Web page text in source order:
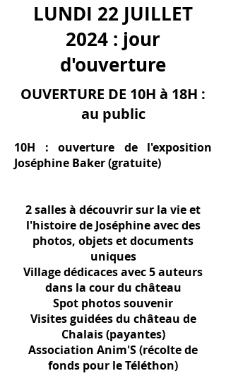
LUNDI 22 JUILLET
2024 : jour
d'ouverture
OUVERTURE DE 10H à 18H :
au public
10H : ouverture de l'exposition
Joséphine Baker (gratuite)
2 salles à découvrir sur la vie et
l'histoire de Joséphine avec des
photos, objets et documents
uniques
Village dédicaces avec 5 auteurs
dans la cour du château
Spot photos souvenir
Visites guidées du château de
Chalais (payantes)
Association Anim'S (récolte de
fonds pour le Téléthon)